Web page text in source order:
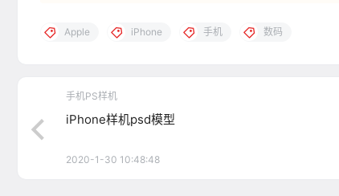
Apple iPhone 手机 数码
手机PS样机
iPhone样机psd模型
2020-1-30 10:48:48